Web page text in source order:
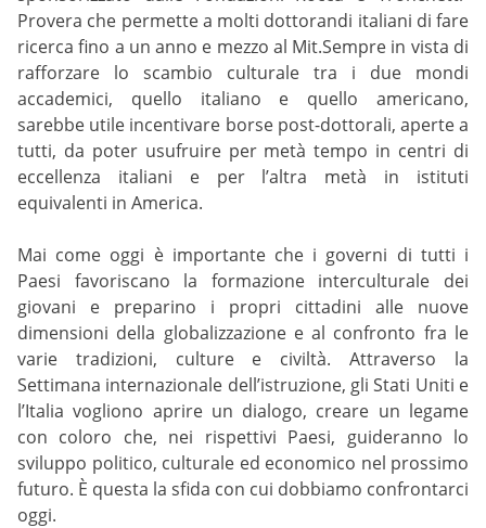
Provera che permette a molti dottorandi italiani di fare
ricerca fino a un anno e mezzo al Mit.Sempre in vista di
rafforzare lo scambio culturale tra i due mondi
accademici, quello italiano e quello americano,
sarebbe utile incentivare borse post-dottorali, aperte a
tutti, da poter usufruire per metà tempo in centri di
eccellenza italiani e per l’altra metà in istituti
equivalenti in America.
Mai come oggi è importante che i governi di tutti i
Paesi favoriscano la formazione interculturale dei
giovani e preparino i propri cittadini alle nuove
dimensioni della globalizzazione e al confronto fra le
varie tradizioni, culture e civiltà. Attraverso la
Settimana internazionale dell’istruzione, gli Stati Uniti e
l’Italia vogliono aprire un dialogo, creare un legame
con coloro che, nei rispettivi Paesi, guideranno lo
sviluppo politico, culturale ed economico nel prossimo
futuro. È questa la sfida con cui dobbiamo confrontarci
oggi.